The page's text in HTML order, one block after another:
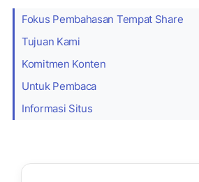
Fokus Pembahasan Tempat Share
Tujuan Kami
Komitmen Konten
Untuk Pembaca
Informasi Situs